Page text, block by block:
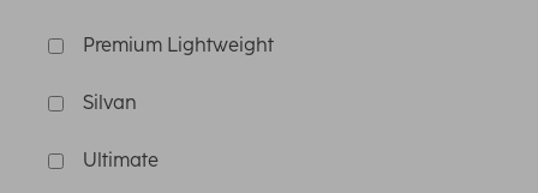
Premium Lightweight
Silvan
Ultimate